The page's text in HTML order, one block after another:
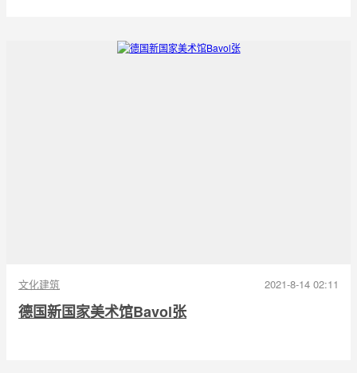
文化建筑 2021-8-14 02:11
德国新国家美术馆Bavol张